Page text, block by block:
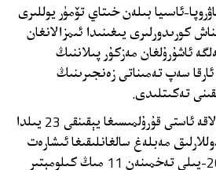
ئاسىيا بىلەن خىتاي تۆمۈر يوللىرى
كورىدورلىرى يىغىنىدا ئىمزالانغان
ئاشۇرۇلغان مەزكۇر پىلاننىڭ
ئارقا سەپ تەمىناتىزەنجىرىنىڭ
تەكىتلىدى.
تۈركىيەنىڭ قاتناش ۋە ئالاقە ئاستى قۇرۇلمىسىغا يېقىنقى 23 يىلدا
مىليارد دوللارلىق مەبلەغ سالغانلىقىغا ئىشارەت
قىلغان ئۇرالئوغلى: «2002-يىلى تەخمىنەن 11 مىڭ كىلومېتىر